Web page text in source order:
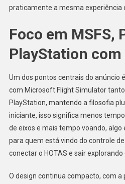
praticamente a mesma experiência
Foco em MSFS,
PlayStation
Um dos pontos centrais do anúncio
com Microsoft Flight Simulator
PlayStation, mantendo a filosofia
iniciante, isso significa menos
de eixos e mais tempo voando,
para quem está vindo do controle
conectar o HOTAS e sair explorando
O design continua compacto, com a